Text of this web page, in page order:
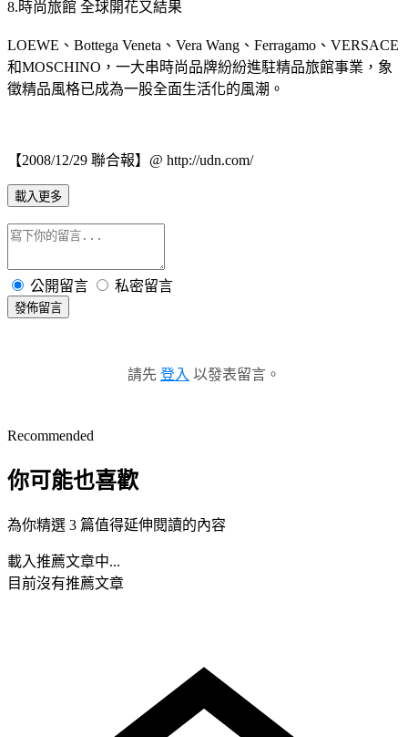
8.時尚旅館 全球開花又結果
LOEWE、Bottega Veneta、Vera Wang、Ferragamo、VERSACE
和MOSCHINO，一大串時尚品牌紛紛進駐精品旅館事業，象
徵精品風格已成為一股全面生活化的風潮。
【2008/12/29 聯合報】@ http://udn.com/
載入更多
公開留言 私密留言
發佈留言
請先 登入 以發表留言。
Recommended
你可能也喜歡
為你精選 3 篇值得延伸閱讀的內容
載入推薦文章中...
目前沒有推薦文章